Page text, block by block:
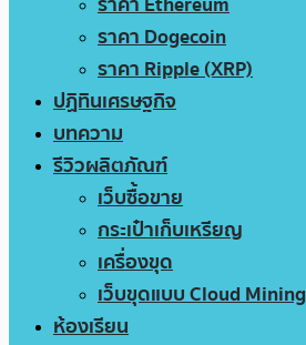
ราคา Dogecoin
ราคา Ripple (XRP)
ปฏิทินเศรษฐกิจ
บทความ
รีวิวผลิตภัณฑ์
เว็บซื้อขาย
กระเป๋าเก็บเหรียญ
เครื่องขุด
เว็บขุดแบบ Cloud Mining
ห้องเรียน